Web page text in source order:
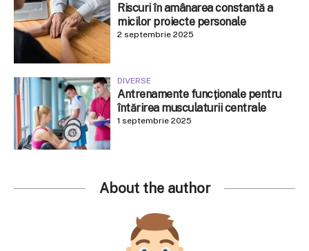
Riscuri în amânarea constantă a
micilor proiecte personale
2 septembrie 2025
DIVERSE
Antrenamente funcționale pentru
întărirea musculaturii centrale
1 septembrie 2025
About the author